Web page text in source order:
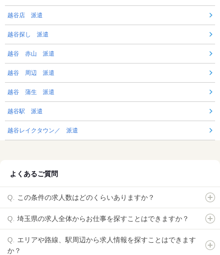
越谷店 派遣
越谷探し 派遣
越谷 赤山 派遣
越谷 周辺 派遣
越谷 蒲生 派遣
越谷駅 派遣
越谷レイクタウン／ 派遣
よくあるご質問
この条件の求人数はどのくらいありますか？
埼玉県の求人全体からお仕事を探すことはできますか？
エリアや路線、駅周辺から求人情報を探すことはできます
か？